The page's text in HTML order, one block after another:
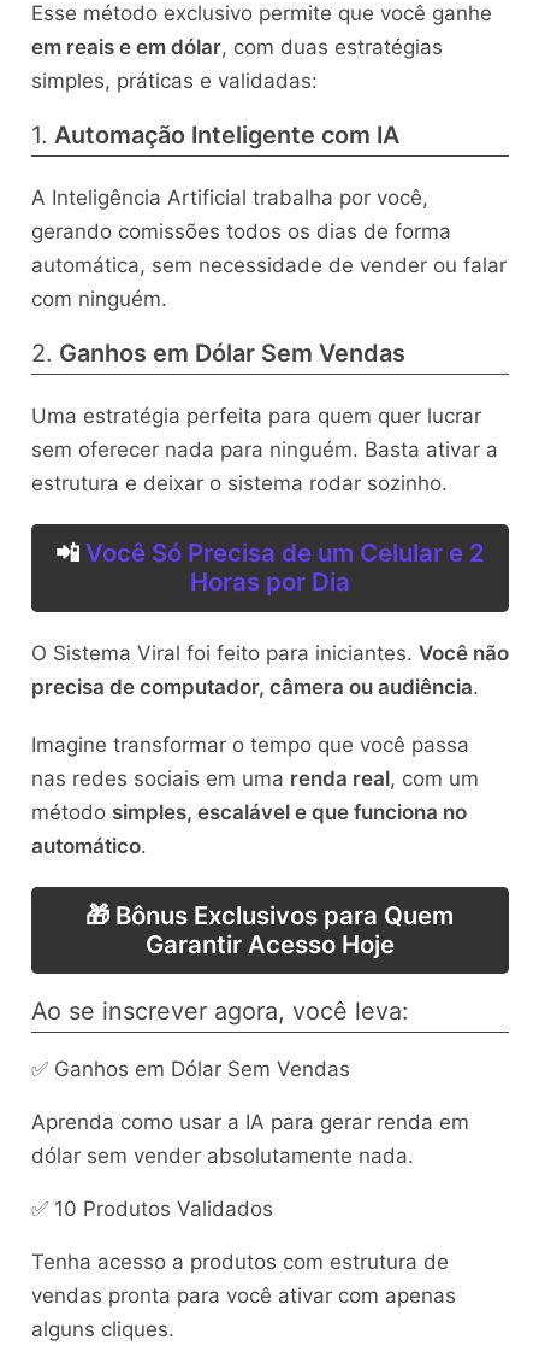
Esse método exclusivo permite que você ganhe
em reais e em dólar, com duas estratégias
simples, práticas e validadas:
1. Automação Inteligente com IA
A Inteligência Artificial trabalha por você,
gerando comissões todos os dias de forma
automática, sem necessidade de vender ou falar
com ninguém.
2. Ganhos em Dólar Sem Vendas
Uma estratégia perfeita para quem quer lucrar
sem oferecer nada para ninguém. Basta ativar a
estrutura e deixar o sistema rodar sozinho.
📲 Você Só Precisa de um Celular e 2
Horas por Dia
O Sistema Viral foi feito para iniciantes. Você não
precisa de computador, câmera ou audiência.
Imagine transformar o tempo que você passa
nas redes sociais em uma renda real, com um
método simples, escalável e que funciona no
automático.
🎁 Bônus Exclusivos para Quem
Garantir Acesso Hoje
Ao se inscrever agora, você leva:
✅ Ganhos em Dólar Sem Vendas
Aprenda como usar a IA para gerar renda em
dólar sem vender absolutamente nada.
✅ 10 Produtos Validados
Tenha acesso a produtos com estrutura de
vendas pronta para você ativar com apenas
alguns cliques.